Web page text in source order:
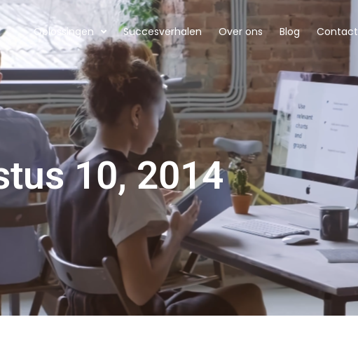
Oplossingen Succesverhalen Over ons Blog Contact
10, 2014